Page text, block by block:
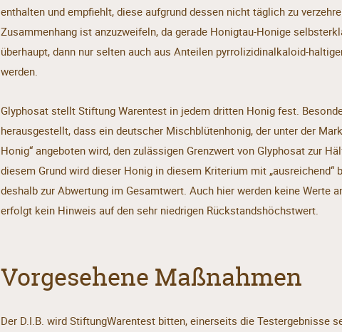
enthalten und empfiehlt, diese aufgrund dessen nicht täglich zu
Zusammenhang ist anzuzweifeln, da gerade Honigtau-Honige
überhaupt, dann nur selten auch aus Anteilen pyrrolizidinalkaloid-
werden.
Glyphosat stellt Stiftung Warentest in jedem dritten Honig fest.
herausgestellt, dass ein deutscher Mischblütenhonig, der unter der
Honig“ angeboten wird, den zulässigen Grenzwert von Glyphosat zur
diesem Grund wird dieser Honig in diesem Kriterium mit „ausreichend“
deshalb zur Abwertung im Gesamtwert. Auch hier werden keine Werte
erfolgt kein Hinweis auf den sehr niedrigen Rückstandshöchstwert.
Vorgesehene Maßnahmen
Der D.I.B. wird StiftungWarentest bitten, einerseits die Testergebnisse